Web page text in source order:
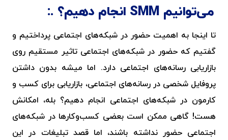
می‌توانیم SMM انجام دهیم؟
تا اینجا به اهمیت حضور در شبکه‌های اجتماعی پرداختیم و
گفتیم که حضور در شبکه‌های اجتماعی تاثیر مستقیم روی
بازاریابی رسانه‌های اجتماعی دارد. اما میشه بدون داشتن
پروفایل شخصی در رسانه‌های اجتماعی، بازاریابی برای کسب و
کارمون در شبکه‌های اجتماعی انجام دهیم؟ بله، امکانش
هست! گاهی ممکن است بعضی کسب‌وکارها در شبکه‌های
اجتماعی حضور نداشته باشند، اما قصد تبلیغات در این